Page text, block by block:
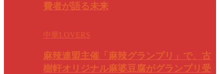
費者が語る未来
中華LOVERS
麻辣連盟主催「麻辣グランプリ」で、古
樹軒オリジナル麻婆豆腐がグランプリ受